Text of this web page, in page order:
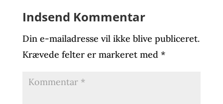
Indsend Kommentar
Din e-mailadresse vil ikke blive publiceret.
Krævede felter er markeret med *